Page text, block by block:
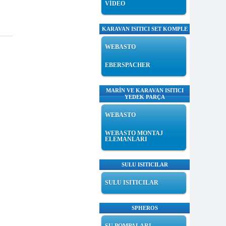
VİDEO
KARAVAN ISITICI SET KOMPLE
WEBASTO
EBERSPACHER
MARİN VE KARAVAN ISITICI
YEDEK PARÇA
WEBASTO
WEBASTO MONTAJ
ELEMANLARI
SULU ISITICILAR
SULU ISITICILAR
SPHEROS